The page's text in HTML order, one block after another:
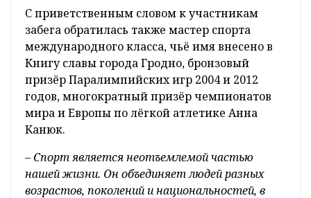
замечательный день желаю вам крепкого
здоровья, благополучия, бодрости духа,
мирного неба над головой, чтобы сегодняшний
«Пробег единства» сплотил и объединил нас
ещё больше. Пусть у всех появятся
дополнительные стимулы для осуществления
новых дел и свершений во имя нашей родной
страны, которую мы любим и ценим.